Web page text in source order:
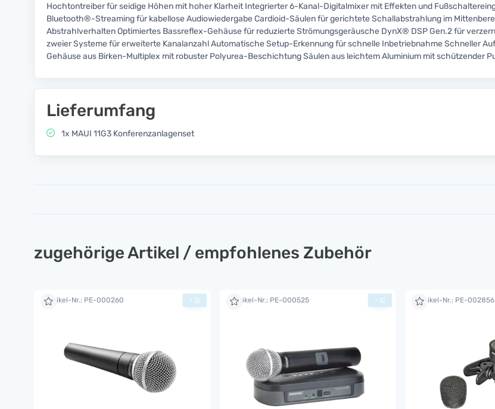
Hochtontreiber für seidige Höhen mit hoher Klarheit Integrierter 6-Kanal-Digitalmixer mit Effekten und
Bluetooth®-Streaming für kabellose Audiowiedergabe Cardioid-Säulen für gerichtete Schallabstrahlung im
Abstrahlverhalten Optimiertes Bassreflex-Gehäuse für reduzierte Strömungsgeräusche DynX® DSP Gen.2 für
zweier Systeme für erweiterte Kanalanzahl Automatische Setup-Erkennung für schnelle Inbetriebnahme Schneller
Gehäuse aus Birken-Multiplex mit robuster Polyurea-Beschichtung Säulen aus leichtem Aluminium mit schützender
Lieferumfang
1x MAUI 11G3 Konferenzanlagenset
zugehörige Artikel / empfohlenes Zubehör
Artikel-Nr.: PE-000260 + Artikel-Nr.: PE-000525 + Artikel-Nr.: PE-002856